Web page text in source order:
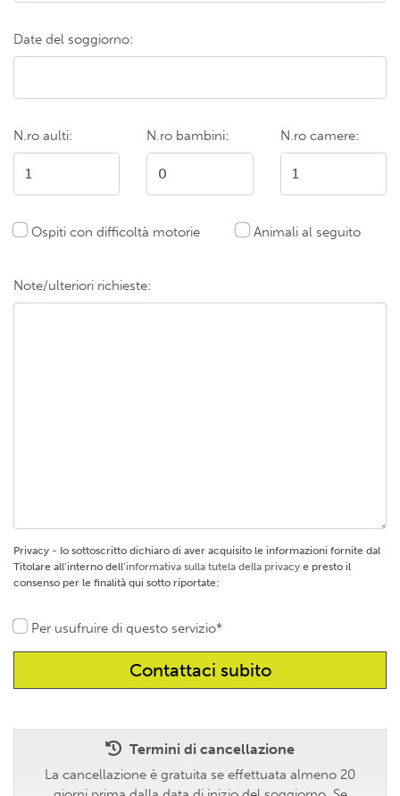
Date del soggiorno:
N.ro aulti: N.ro bambini: N.ro camere:
Ospiti con difficoltà motorie Animali al seguito
Note/ulteriori richieste:
Privacy - Io sottoscritto dichiaro di aver acquisito le informazioni fornite dal
Titolare all’interno dell’informativa sulla tutela della privacy e presto il
consenso per le finalità qui sotto riportate:
Per usufruire di questo servizio*
Termini di cancellazione
La cancellazione è gratuita se effettuata almeno 20